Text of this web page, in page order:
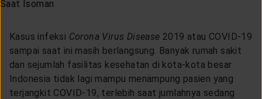
Kasus infeksi Corona Virus Disease 2019 atau COVID-19
sampai saat ini masih berlangsung. Banyak rumah sakit
dan sejumlah fasilitas kesehatan di kota-kota besar
Indonesia tidak lagi mampu menampung pasien yang
terjangkit COVID-19, terlebih saat jumlahnya sedang
MARKETING OFFICE
INSURANCE DICTIONARY